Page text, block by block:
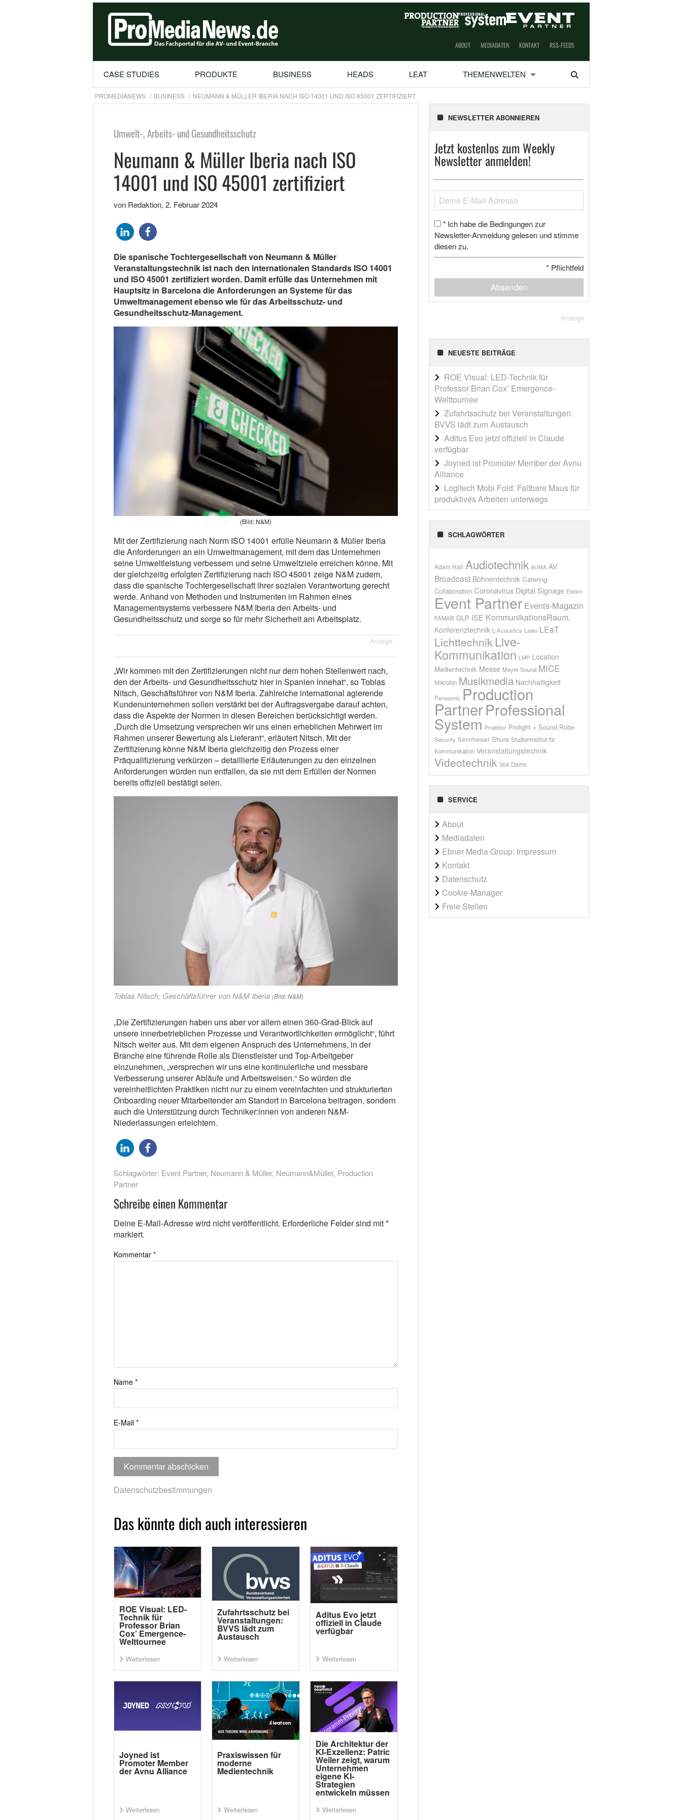
ABOUT MEDIADATEN KONTAKT RSS-FEEDS
CASE STUDIES PRODUKTE BUSINESS HEADS LEAT THEMENWELTEN Suchen
PROMEDIANEWS BUSINESS NEUMANN & MÜLLER IBERIA NACH ISO 14001 UND ISO 45001 ZERTIFIZIERT
Umwelt-, Arbeits- und Gesundheitsschutz
Neumann & Müller Iberia nach ISO
14001 und ISO 45001 zertifiziert
von Redaktion, 2. Februar 2024
Die spanische Tochtergesellschaft von Neumann & Müller
Veranstaltungstechnik ist nach den internationalen Standards ISO 14001
und ISO 45001 zertifiziert worden. Damit erfülle das Unternehmen mit
Hauptsitz in Barcelona die Anforderungen an Systeme für das
Umweltmanagement ebenso wie für das Arbeitsschutz- und
Gesundheitsschutz-Management.
(Bild: N&M)
Mit der Zertifizierung nach Norm ISO 14001 erfülle Neumann & Müller Iberia
die Anforderungen an ein Umweltmanagement, mit dem das Unternehmen
seine Umweltleistung verbessern und seine Umweltziele erreichen könne. Mit
der gleichzeitig erfolgten Zertifizierung nach ISO 45001 zeige N&M zudem,
dass die spanische Tochtergesellschaft ihrer sozialen Verantwortung gerecht
werde. Anhand von Methoden und Instrumenten im Rahmen eines
Managementsystems verbessere N&M Iberia den Arbeits- und
Gesundheitsschutz und sorge so für mehr Sicherheit am Arbeitsplatz.
Anzeige
„Wir kommen mit den Zertifizierungen nicht nur dem hohen Stellenwert nach,
den der Arbeits- und Gesundheitsschutz hier in Spanien innehat“, so Tobias
Nitsch, Geschäftsführer von N&M Iberia. Zahlreiche international agierende
Kundenunternehmen sollen verstärkt bei der Auftragsvergabe darauf achten,
dass die Aspekte der Normen in diesen Bereichen berücksichtigt werden.
„Durch die Umsetzung versprechen wir uns einen erheblichen Mehrwert im
Rahmen unserer Bewertung als Lieferant“, erläutert Nitsch. Mit der
Zertifizierung könne N&M Iberia gleichzeitig den Prozess einer
Präqualifizierung verkürzen – detaillierte Erläuterungen zu den einzelnen
Anforderungen würden nun entfallen, da sie mit dem Erfüllen der Normen
bereits offiziell bestätigt seien.
Tobias Nitsch, Geschäftsführer von N&M Iberia (Bild: N&M)
„Die Zertifizierungen haben uns aber vor allem einen 360-Grad-Blick auf
unsere innerbetrieblichen Prozesse und Verantwortlichkeiten ermöglicht“, führt
Nitsch weiter aus. Mit dem eigenen Anspruch des Unternehmens, in der
Branche eine führende Rolle als Dienstleister und Top-Arbeitgeber
einzunehmen, „versprechen wir uns eine kontinuierliche und messbare
Verbesserung unserer Abläufe und Arbeitsweisen.“ So würden die
vereinheitlichten Praktiken nicht nur zu einem vereinfachten und strukturierten
Onboarding neuer Mitarbeitender am Standort in Barcelona beitragen, sondern
auch die Unterstützung durch Techniker:innen von anderen N&M-
Niederlassungen erleichtern.
Schlagwörter: Event Partner, Neumann & Müller, Neumann&Müller, Production
Partner
Schreibe einen Kommentar
Deine E-Mail-Adresse wird nicht veröffentlicht. Erforderliche Felder sind mit*
markiert.
Kommentar *
Name *
E-Mail *
Datenschutzbestimmungen
Das könnte dich auch interessieren
ROE Visual: LED-
Technik für
Professor Brian
Cox’ Emergence-
Welttournee
Weiterlesen
Zufahrtsschutz bei
Veranstaltungen:
BVVS lädt zum
Austausch
Weiterlesen
Aditus Evo jetzt
offiziell in Claude
verfügbar
Weiterlesen
Joyned ist
Promoter Member
der Avnu Alliance
Weiterlesen
Praxiswissen für
moderne
Medientechnik
Weiterlesen
Die Architektur der
KI-Exzellenz: Patric
Weiler zeigt, warum
Unternehmen
eigene KI-
Strategien
entwickeln müssen
Weiterlesen
NEWSLETTER ABONNIEREN
Jetzt kostenlos zum Weekly
Newsletter anmelden!
* Ich habe die Bedingungen zur
Newsletter-Anmeldung gelesen und stimme
diesen zu.
* Pflichtfeld
Absenden
Anzeige
NEUESTE BEITRÄGE
ROE Visual: LED-Technik für
Professor Brian Cox’ Emergence-
Welttournee
Zufahrtsschutz bei Veranstaltungen:
BVVS lädt zum Austausch
Aditus Evo jetzt offiziell in Claude
verfügbar
Joyned ist Promoter Member der Avnu
Alliance
Logitech Mobi Fold: Faltbare Maus für
produktives Arbeiten unterwegs
SCHLAGWÖRTER
Adam Hall Audiotechnik AUMA AV
Broadcast Bühnentechnik Catering
Collaboration Coronavirus Digital Signage Elation
Event Partner Events-Magazin
FAMAB GLP ISE KommunikationsRaum.
Konferenztechnik L-Acoustics Lawo LEaT
Lichttechnik Live-
Kommunikation LMP Location
Medientechnik Messe Meyer Sound MICE
Mikrofon Musikmedia Nachhaltigkeit
Panasonic Production
PartnerProfessional
System Projektor Prolight + Sound Robe
Security Sennheiser Shure Studieninstitut für
Kommunikation Veranstaltungstechnik
Videotechnik Vok Dams
SERVICE
About
Mediadaten
Ebner Media Group: Impressum
Kontakt
Datenschutz
Cookie-Manager
Freie Stellen